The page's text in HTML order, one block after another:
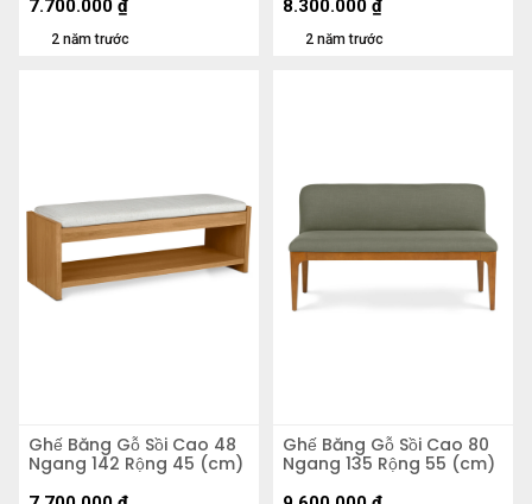
2 năm trước
7.700.000 ₫
2 năm trước
8.300.000 ₫
Ghế Băng Gỗ Sồi Cao 48
Ngang 142 Rộng 45 (cm)
Ghế Băng Gỗ Sồi Cao 80
Ngang 135 Rộng 55 (cm)